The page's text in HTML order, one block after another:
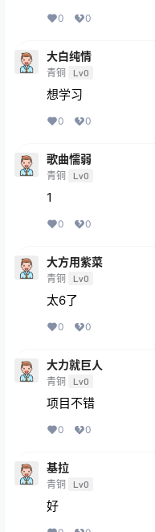
0 0
大白纯情
青铜 Lv0
想学习
0 0
歌曲懦弱
青铜 Lv0
1
0 0
大方用紫菜
青铜 Lv0
太6了
0 0
大力就巨人
青铜 Lv0
项目不错
0 0
基拉
青铜 Lv0
好